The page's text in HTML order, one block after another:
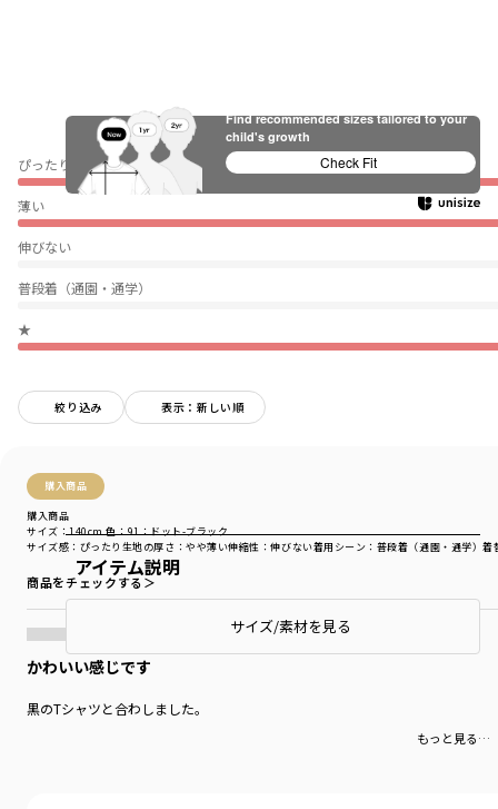
ぴったり
薄い
伸びない
普段着（通園・通学）
★
絞り込み 表示：新しい順
購入商品
購入商品
サイズ感 ：ぴったり 生地の厚さ ：やや薄い伸縮性 ：伸びない着用シーン ：普段着（通園・通学）着
サイズ：140cm色：91：ドット-ブラック
商品をチェックする＞
かわいい感じです
黒のTシャツと合わしました。
もっと見る…
アイテム説明
サイズ/素材を見る
Find recommended sizes tailored to your
child's growth
Check Fit